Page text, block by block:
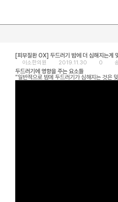
[피부질환 OX] 두드러기 밤에 더 심해지는게
이소한의원 2019.11.30 0
두드러기에 영향을 주는 요소들
“일반적으로 밤에 두드러기가 심해지는 것은